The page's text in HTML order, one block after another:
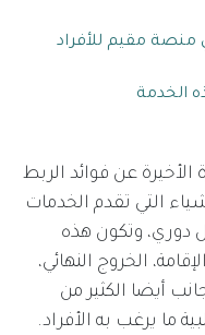
مقيم للأفراد
الخدمة
عن فوائد الربط
التي تقدم الخدمات
دوري، وتكون هذه
الخروج النهائي،
أيضا الكثير من
ما يرغب به الأفراد.